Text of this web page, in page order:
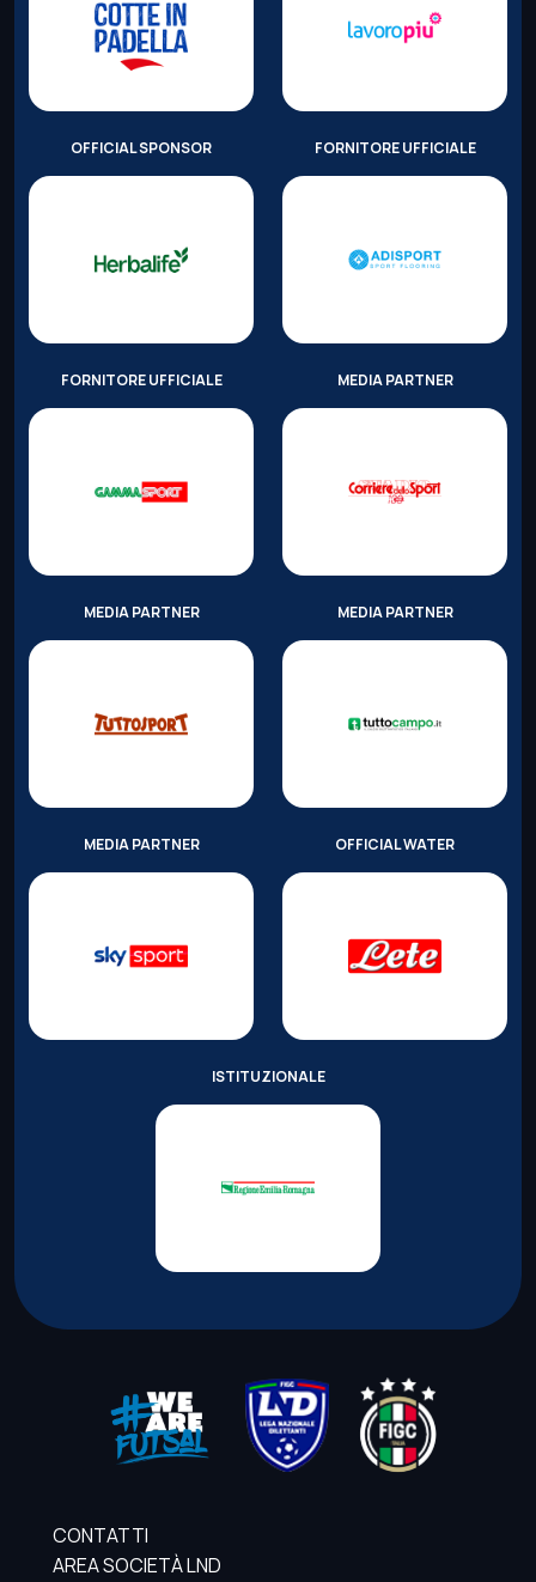
OFFICIAL SPONSOR FORNITORE UFFICIALE
FORNITORE UFFICIALE MEDIA PARTNER
MEDIA PARTNER MEDIA PARTNER
MEDIA PARTNER OFFICIAL WATER
ISTITUZIONALE
CONTATTI
AREA SOCIETÀ LND